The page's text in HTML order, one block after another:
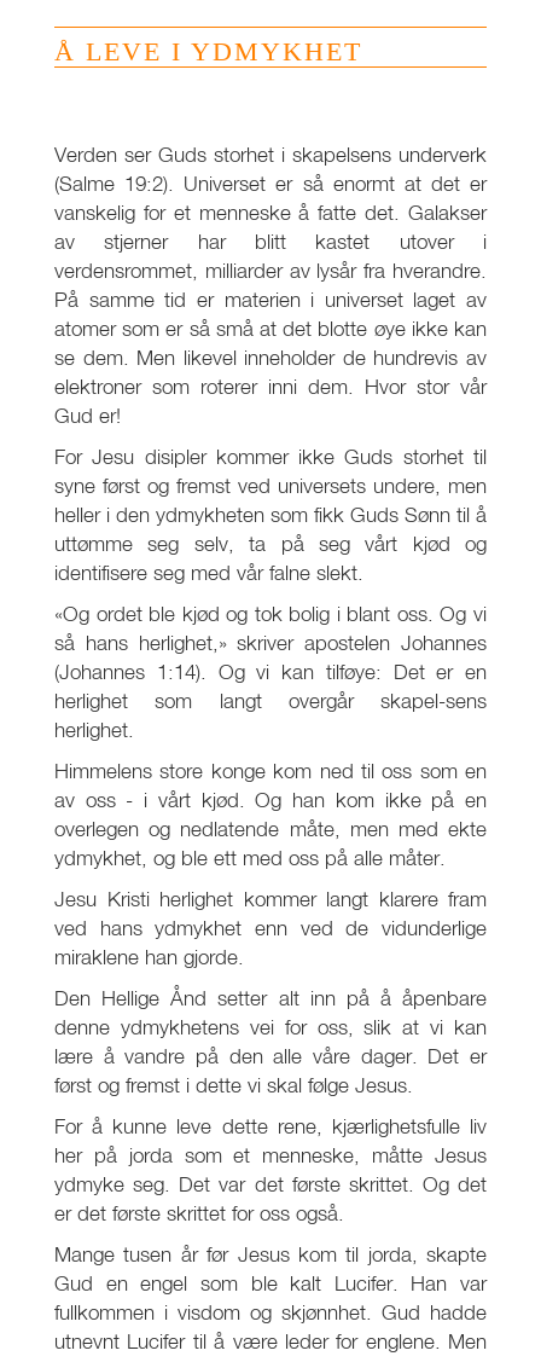
Å LEVE I YDMYKHET
Verden ser Guds storhet i skapelsens underverk
(Salme 19:2). Universet er så enormt at det er
vanskelig for et menneske å fatte det. Galakser
av stjerner har blitt kastet utover i
verdensrommet, milliarder av lysår fra hverandre.
På samme tid er materien i universet laget av
atomer som er så små at det blotte øye ikke kan
se dem. Men likevel inneholder de hundrevis av
elektroner som roterer inni dem. Hvor stor vår
Gud er!
For Jesu disipler kommer ikke Guds storhet til
syne først og fremst ved universets undere, men
heller i den ydmykheten som fikk Guds Sønn til å
uttømme seg selv, ta på seg vårt kjød og
identifisere seg med vår falne slekt.
«Og ordet ble kjød og tok bolig i blant oss. Og vi
så hans herlighet,» skriver apostelen Johannes
(Johannes 1:14). Og vi kan tilføye: Det er en
herlighet som langt overgår skapel-sens
herlighet.
Himmelens store konge kom ned til oss som en
av oss - i vårt kjød. Og han kom ikke på en
overlegen og nedlatende måte, men med ekte
ydmykhet, og ble ett med oss på alle måter.
Jesu Kristi herlighet kommer langt klarere fram
ved hans ydmykhet enn ved de vidunderlige
miraklene han gjorde.
Den Hellige Ånd setter alt inn på å åpenbare
denne ydmykhetens vei for oss, slik at vi kan
lære å vandre på den alle våre dager. Det er
først og fremst i dette vi skal følge Jesus.
For å kunne leve dette rene, kjærlighetsfulle liv
her på jorda som et menneske, måtte Jesus
ydmyke seg. Det var det første skrittet. Og det
er det første skrittet for oss også.
Mange tusen år før Jesus kom til jorda, skapte
Gud en engel som ble kalt Lucifer. Han var
fullkommen i visdom og skjønnhet. Gud hadde
utnevnt Lucifer til å være leder for englene. Men